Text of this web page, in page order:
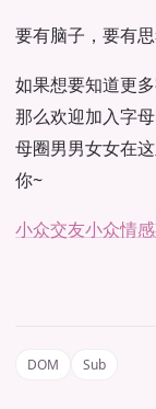
要有脑子，要有
如果想要知道更
那么欢迎加入字
母圈男男女女在
你~
小众交友小众情感
DOM Sub